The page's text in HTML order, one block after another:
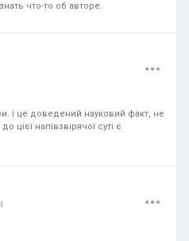
что-то об авторе.
...
і це доведений науковий факт, не
цієї напівзвірячої суті є
...